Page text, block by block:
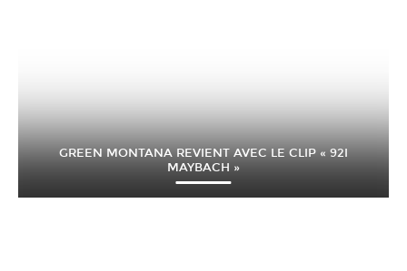
GREEN MONTANA REVIENT AVEC LE CLIP « 92I
MAYBACH »